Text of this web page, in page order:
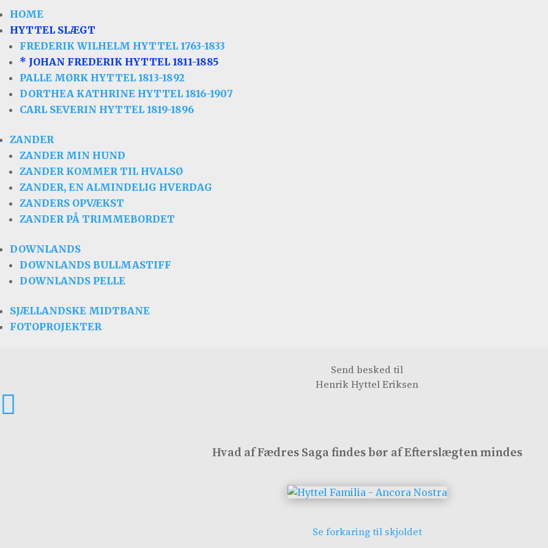
HOME
HYTTEL SLÆGT
FREDERIK WILHELM HYTTEL 1763-1833
* JOHAN FREDERIK HYTTEL 1811-1885
PALLE MØRK HYTTEL 1813-1892
DORTHEA KATHRINE HYTTEL 1816-1907
CARL SEVERIN HYTTEL 1819-1896
ZANDER
ZANDER MIN HUND
ZANDER KOMMER TIL HVALSØ
ZANDER, EN ALMINDELIG HVERDAG
ZANDERS OPVÆKST
ZANDER PÅ TRIMMEBORDET
DOWNLANDS
DOWNLANDS BULLMASTIFF
DOWNLANDS PELLE
SJÆLLANDSKE MIDTBANE
FOTOPROJEKTER
Velkommen til min hjemmeside omslægtsforskning i slægten Hyttel
Hjemmesiden har til formål at dokumentere og bevare denne gren af
udvikling gennem generationer. Indholdet henvender sig til både nulevende efterkommere, slægtninge og andre
Siden opdateres løbende i takt med nye fund og rettelser. Har du oplysninger om
Send besked til
Henrik Hyttel Eriksen

Hvad af Fædres Saga findesbør af Efterslægten mindes
Se forkaring til skjoldet